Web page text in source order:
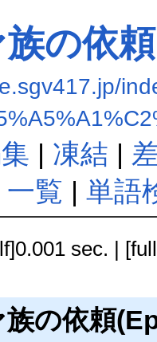
の依頼
| 凍結 |
一覧 | 単語
sec. |
族の依頼